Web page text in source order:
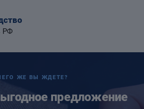
РФ
ЖЕ ВЫ ЖДЕТЕ?
предложение